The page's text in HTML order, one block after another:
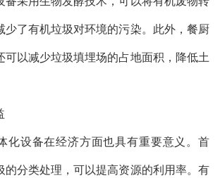
少了有机垃圾对环境的污染。此外，餐厨
可以减少垃圾填埋场的占地面积，降低土
化设备在经济方面也具有重要意义。首
的分类处理，可以提高资源的利用率。有